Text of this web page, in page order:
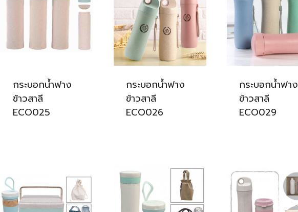
กระบอกน้ำฟาง
ข้าวสาลี
ECO025
กระบอกน้ำฟาง
ข้าวสาลี
ECO026
กระบอกน้ำฟาง
ข้าวสาลี
ECO029